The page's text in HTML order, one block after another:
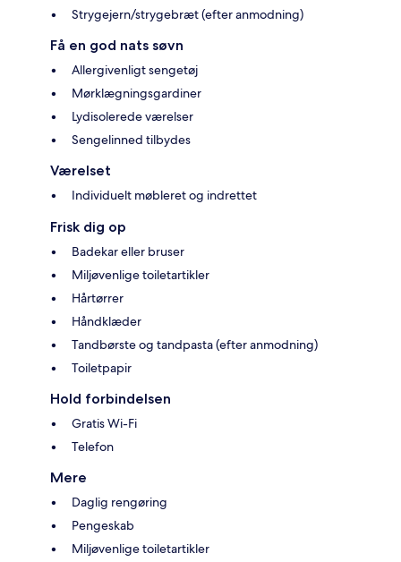
Strygejern/strygebræt (efter anmodning)
Få en god nats søvn
Allergivenligt sengetøj
Mørklægningsgardiner
Lydisolerede værelser
Sengelinned tilbydes
Værelset
Individuelt møbleret og indrettet
Frisk dig op
Badekar eller bruser
Miljøvenlige toiletartikler
Hårtørrer
Håndklæder
Tandbørste og tandpasta (efter anmodning)
Toiletpapir
Hold forbindelsen
Gratis Wi-Fi
Telefon
Mere
Daglig rengøring
Pengeskab
Miljøvenlige toiletartikler